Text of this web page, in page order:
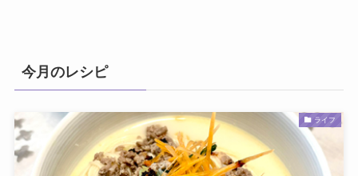
今月のレシピ
ライフ